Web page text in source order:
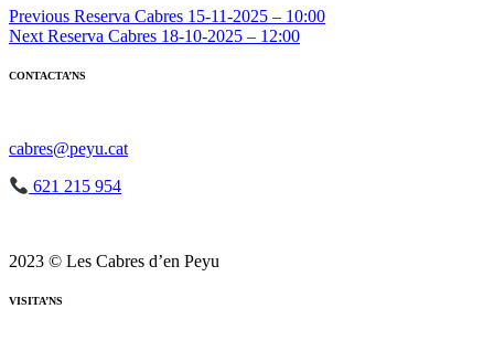
Navegació
d'entrades
Previous Reserva Cabres 15-11-2025 – 10:00
Next Reserva Cabres 18-10-2025 – 12:00
CONTACTA’NS
cabres@peyu.cat
621 215 954
2023 © Les Cabres d’en Peyu
VISITA’NS